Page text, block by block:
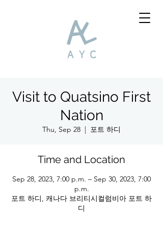
Visit to Quatsino First
Nation
Thu, Sep 28
  |
포트 하디
Time and Location
Sep 28, 2023, 7:00 p.m. – Sep 30, 2023, 7:00
p.m.
포트 하디, 캐나다 브리티시컬럼비아 포트 하
디